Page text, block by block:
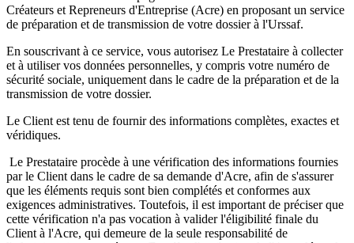
Créateurs et Repreneurs d'Entreprise (Acre) en proposant un service
de préparation et de transmission de votre dossier à l'Urssaf.
En souscrivant à ce service, vous autorisez Le Prestataire à collecter
et à utiliser vos données personnelles, y compris votre numéro de
sécurité sociale, uniquement dans le cadre de la préparation et de la
transmission de votre dossier.
Le Client est tenu de fournir des informations complètes, exactes et
véridiques.
Le Prestataire procède à une vérification des informations fournies
par le Client dans le cadre de sa demande d'Acre, afin de s'assurer
que les éléments requis sont bien complétés et conformes aux
exigences administratives. Toutefois, il est important de préciser que
cette vérification n'a pas vocation à valider l'éligibilité finale du
Client à l'Acre, qui demeure de la seule responsabilité de